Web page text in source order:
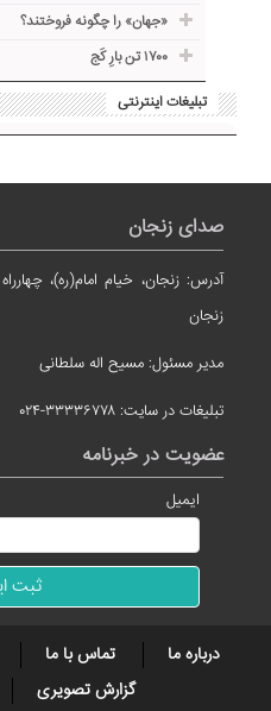
«جهان» را چگونه فروختند؟
۱۷۰۰ تن بارِ کَج
تبلیغات اینترنتی
صدای زنجان
آدرس: زنجان، خیام امام(ره)،
زنجان
مدیر مسئول: مسیح اله سلطانی
تبلیغات در سایت: ۳۳۳۳۶۷۷۸-۰۲۴
عضویت در خبرنامه
ایمیل
درباره ما تماس با ما
گزارش تصویری